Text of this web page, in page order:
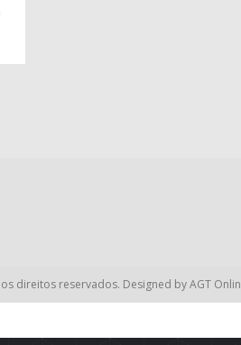
direitos reservados. Designed byAGT